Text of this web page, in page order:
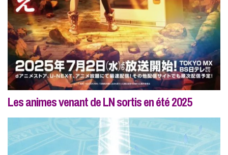
Les animes venant de LN sortis en été 2025